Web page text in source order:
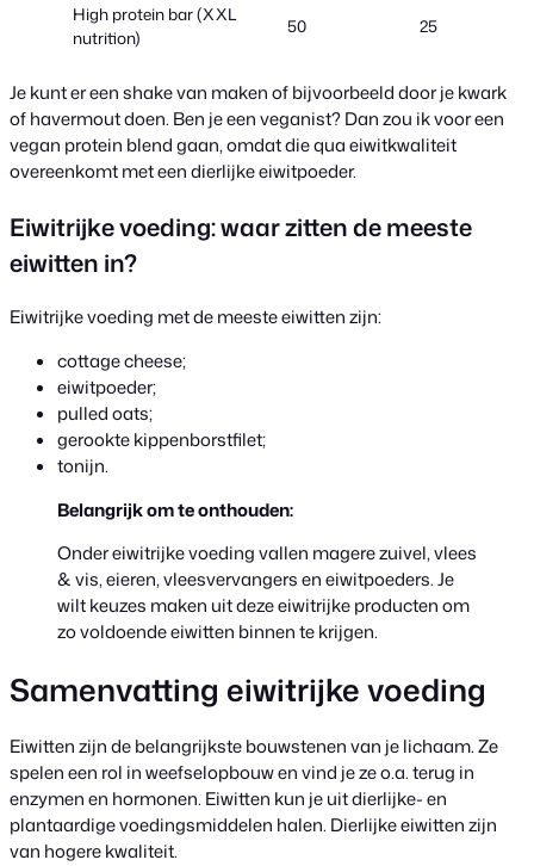
High protein bar (XXL
nutrition)
50 25
Je kunt er een shake van maken of bijvoorbeeld door je kwark
of havermout doen. Ben je een veganist? Dan zou ik voor een
vegan protein blend gaan, omdat die qua eiwitkwaliteit
overeenkomt met een dierlijke eiwitpoeder.
Eiwitrijke voeding: waar zitten de meeste
eiwitten in?
Eiwitrijke voeding met de meeste eiwitten zijn:
cottage cheese;
eiwitpoeder;
pulled oats;
gerookte kippenborstfilet;
tonijn.
Belangrijk om te onthouden:
Onder eiwitrijke voeding vallen magere zuivel, vlees
& vis, eieren, vleesvervangers en eiwitpoeders. Je
wilt keuzes maken uit deze eiwitrijke producten om
zo voldoende eiwitten binnen te krijgen.
Samenvatting eiwitrijke voeding
Eiwitten zijn de belangrijkste bouwstenen van je lichaam. Ze
spelen een rol in weefselopbouw en vind je ze o.a. terug in
enzymen en hormonen. Eiwitten kun je uit dierlijke- en
plantaardige voedingsmiddelen halen. Dierlijke eiwitten zijn
van hogere kwaliteit.